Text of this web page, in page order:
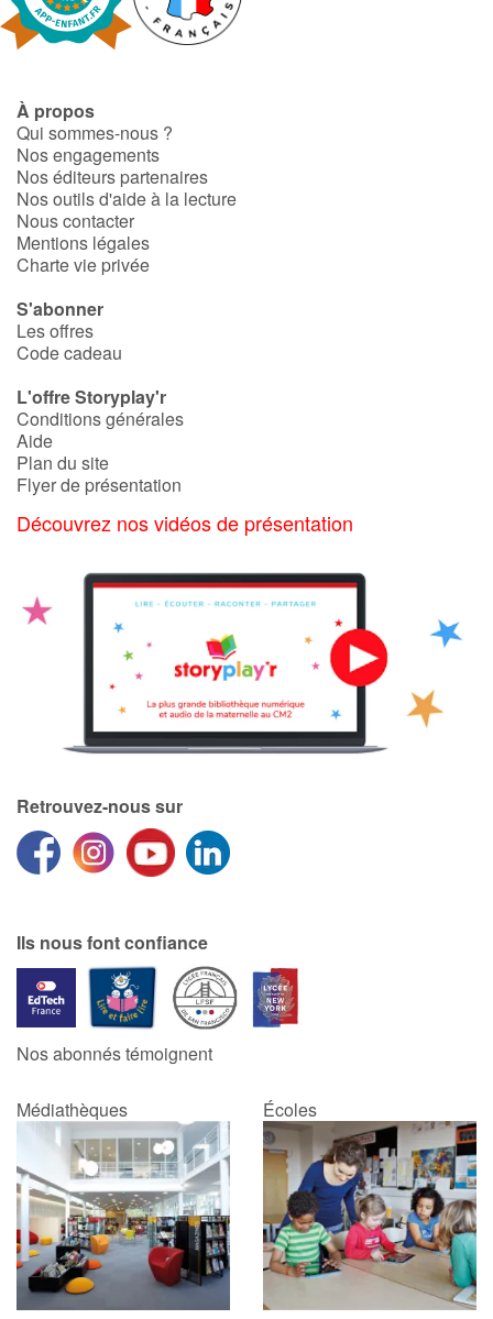
Fable, mythe, littérature et poésie
Ogres, monstres et sorcières
Héroïnes et héros
Écologie, nature, saisons
Les animaux
Voyage, épopée, enquête, aventure
Autour du monde
Apprentissage
Art, espace, activité
En famille
Quotidien et loisirs
Amour et amitié
Sujets de société
Formats et illustrations
Catalogue anglais
Contraste +
Aide
Accueil
Famille
À propos
Qui sommes-nous ?
Nos engagements
Nos éditeurs partenaires
Nos outils d'aide à la lecture
Nous contacter
Mentions légales
Charte vie privée
S'abonner
Les offres
Code cadeau
L'offre Storyplay'r
Conditions générales
Aide
Plan du site
Flyer de présentation
Découvrez nos vidéos de présentation
Retrouvez-nous sur
Ils nous font confiance
Nos abonnés témoignent
Médiathèques Écoles